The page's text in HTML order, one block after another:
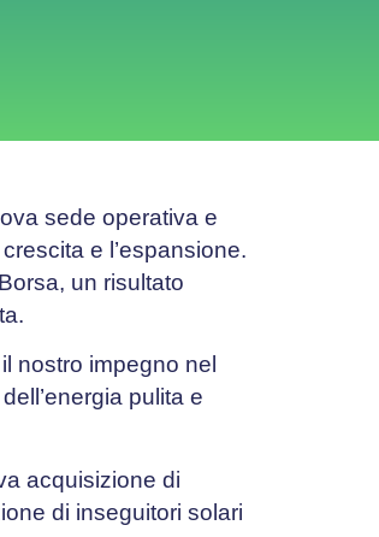
sede operativa e
e l’espansione.
un risultato
nostro impegno nel
pulita e
acquisizione di
di inseguitori solari